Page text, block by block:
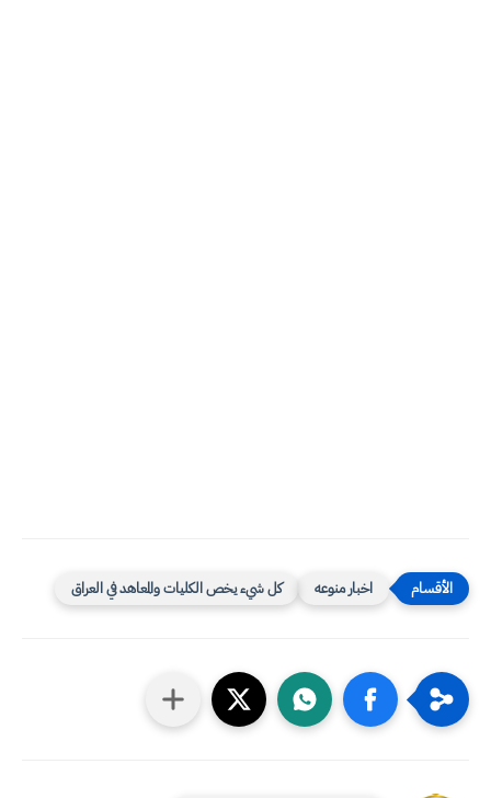
اخبار منوعه كل شيء يخص الكليات والمعاهد في العراق